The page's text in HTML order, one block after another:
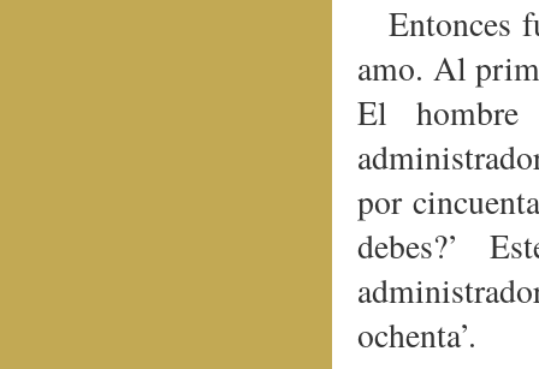
Entonces
amo. Al
El hombre
por
debes?’
ochenta’.